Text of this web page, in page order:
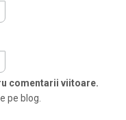
comentarii viitoare.
pe blog.